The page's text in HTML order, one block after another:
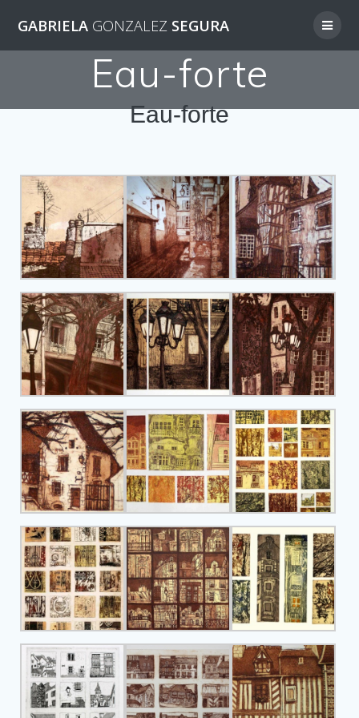
GABRIELA GONZALEZ SEGURA
Eau-forte
Eau-forte